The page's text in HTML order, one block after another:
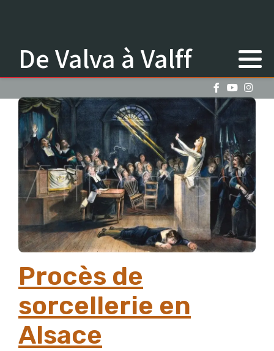
De Valva à Valff
Procès de
sorcellerie en
Alsace